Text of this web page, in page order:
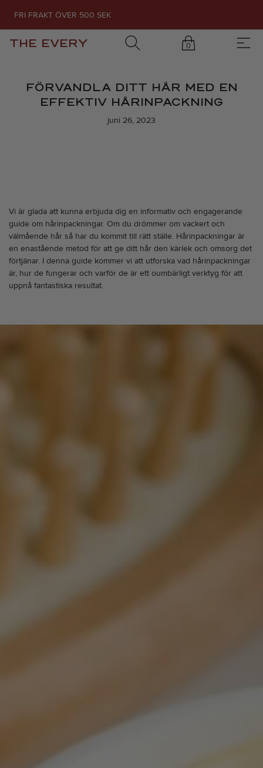
FRI FRAKT ÖVER 500 SEK
THE EVERY 0
FÖRVANDLA DITT HÅR MED EN
EFFEKTIV HÅRINPACKNING
juni 26, 2023
Vi är glada att kunna erbjuda dig en informativ och engagerande
guide om hårinpackningar. Om du drömmer om vackert och
välmående hår så har du kommit till rätt ställe. Hårinpackningar är
en enastående metod för att ge ditt hår den kärlek och omsorg det
förtjänar. I denna guide kommer vi att utforska vad hårinpackningar
är, hur de fungerar och varför de är ett oumbärligt verktyg för att
uppnå fantastiska resultat.